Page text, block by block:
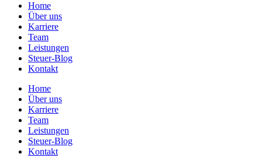
Home
Über uns
Karriere
Team
Leistungen
Steuer-Blog
Kontakt
Home
Über uns
Karriere
Team
Leistungen
Steuer-Blog
Kontakt